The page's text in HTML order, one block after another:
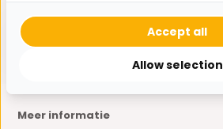
Meer informatie
Allow selection
Accept all